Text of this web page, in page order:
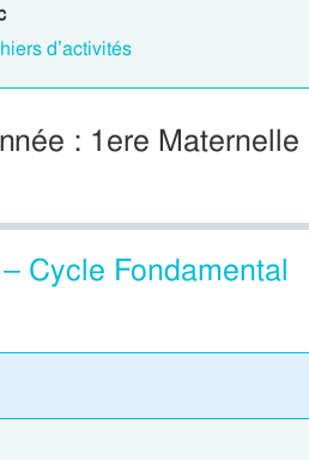
d’activités
: 1ere Maternelle
Cycle Fondamental